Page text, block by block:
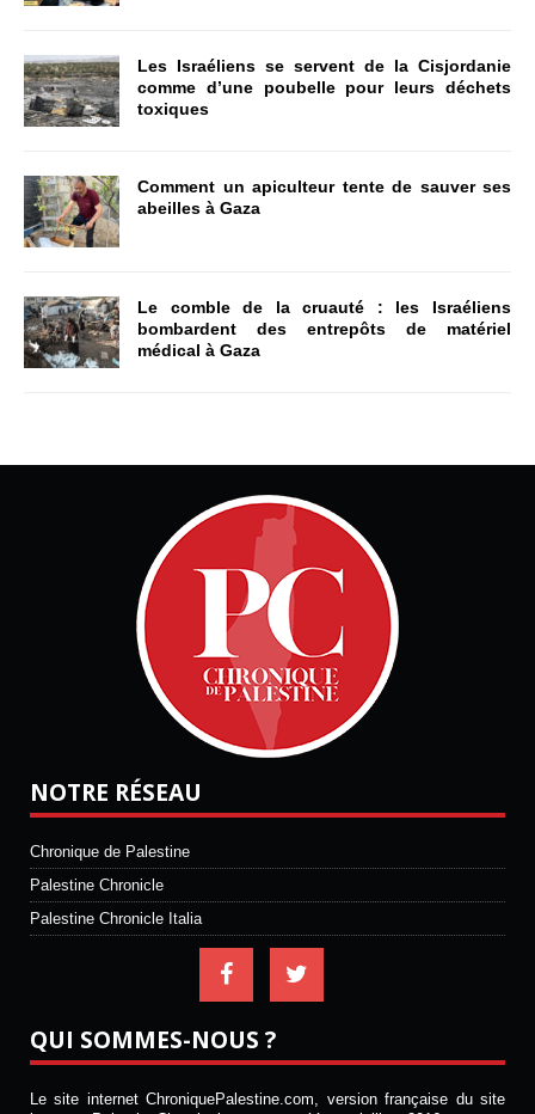
Les Israéliens se servent de la Cisjordanie
comme d’une poubelle pour leurs déchets
toxiques
Comment un apiculteur tente de sauver ses
abeilles à Gaza
Le comble de la cruauté : les Israéliens
bombardent des entrepôts de matériel
médical à Gaza
NOTRE RÉSEAU
Chronique de Palestine
Palestine Chronicle
Palestine Chronicle Italia
QUI SOMMES-NOUS ?
Le site internet ChroniquePalestine.com, version française du site